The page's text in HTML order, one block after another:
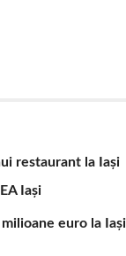
restaurant la Iași
Iași
euro la Iași